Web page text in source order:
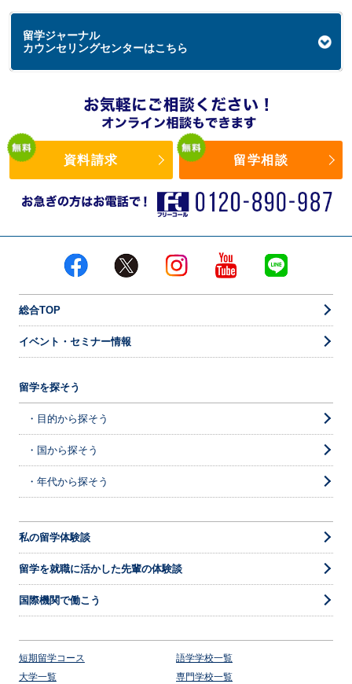
留学ジャーナル
カウンセリングセンターはこちら
資料請求 留学相談
総合TOP
イベント・セミナー情報
留学を探そう
・目的から探そう
・国から探そう
・年代から探そう
私の留学体験談
留学を就職に活かした先輩の体験談
国際機関で働こう
短期留学コース
語学学校一覧
大学一覧
専門学校一覧